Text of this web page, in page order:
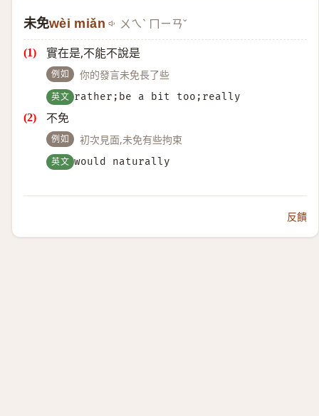
未免wèi miǎn ㄨㄟˋ ㄇㄧㄢˇ
實在是,不能不說是
例如 你的發言未免長了些
英文 rather;be a bit too;really
不免
例如 初次見面,未免有些拘束
英文 would naturally
反饋